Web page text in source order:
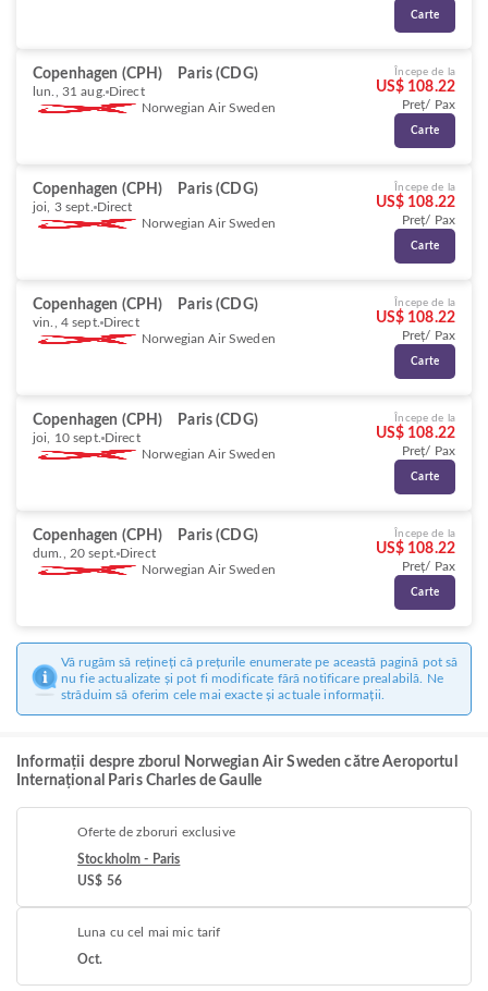
Carte
Copenhagen (CPH) Paris (CDG)
lun., 31 aug. Direct
Norwegian Air Sweden
Începe de la
US$ 108.22
Preț/ Pax
Carte
Copenhagen (CPH) Paris (CDG)
joi, 3 sept. Direct
Norwegian Air Sweden
Începe de la
US$ 108.22
Preț/ Pax
Carte
Copenhagen (CPH) Paris (CDG)
vin., 4 sept. Direct
Norwegian Air Sweden
Începe de la
US$ 108.22
Preț/ Pax
Carte
Copenhagen (CPH) Paris (CDG)
joi, 10 sept. Direct
Norwegian Air Sweden
Începe de la
US$ 108.22
Preț/ Pax
Carte
Copenhagen (CPH) Paris (CDG)
dum., 20 sept. Direct
Norwegian Air Sweden
Începe de la
US$ 108.22
Preț/ Pax
Carte
Vă rugăm să rețineți că prețurile enumerate pe această pagină pot să
nu fie actualizate și pot fi modificate fără notificare prealabilă. Ne
străduim să oferim cele mai exacte și actuale informații.
Informații despre zborul Norwegian Air Sweden către Aeroportul
Internațional Paris Charles de Gaulle
Oferte de zboruri exclusive
Stockholm - Paris
US$ 56
Luna cu cel mai mic tarif
Oct.